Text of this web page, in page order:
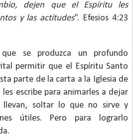
dejen que el Espíritu les
y las actitudes”. Efesios 4:23
se produzca un profundo
permitir que el Espíritu Santo
parte de la carta a la Iglesia de
escribe para animarles a dejar
soltar lo que no sirve y
útiles. Pero para lograrlo